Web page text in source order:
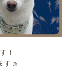
！
す☺️